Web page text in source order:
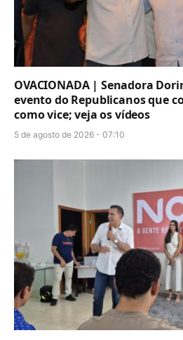
OVACIONADA | Senadora
evento do Republicanos que
como vice; veja os vídeos
5 de agosto de 2026 - 07:10